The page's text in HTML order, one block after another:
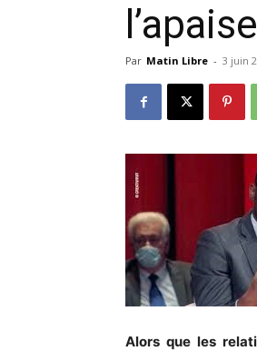
Par Matin Libre - 3 juin
Alors que les